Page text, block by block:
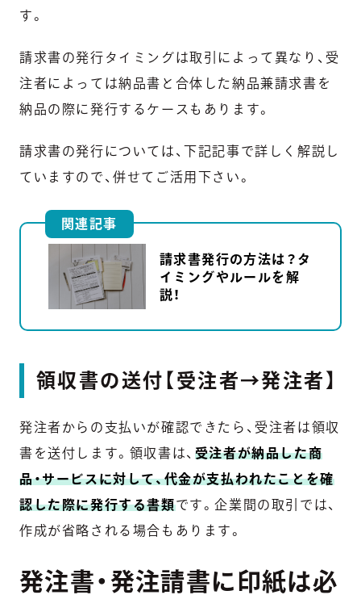
す。
請求書の発行タイミングは取引によって異なり、受
注者によっては納品書と合体した納品兼請求書を
納品の際に発行するケースもあります。
請求書の発行については、下記記事で詳しく解説し
ていますので、併せてご活用下さい。
関連記事
請求書発行の方法は？タ
イミングやルールを解
説！
領収書の送付【受注者→発注者】
発注者からの支払いが確認できたら、受注者は領収
書を送付します。領収書は、 受注者が納品した商
品・サービスに対して、代金が支払われたことを確
認した際に発行する書類です。企業間の取引では、
作成が省略される場合もあります。
発注書・発注請書に印紙は必